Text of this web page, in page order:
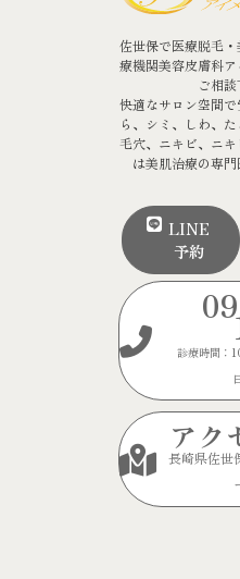
佐世保で医療脱毛
療機関美容皮膚科
ご相談
快適なサロン空間
ら、シミ、しわ、た
毛穴、ニキビ、ニ
は美肌治療の専門
LINE
予約
診療時間：
アク
長崎県佐世